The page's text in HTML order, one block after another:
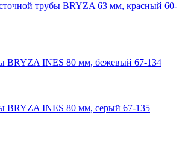
трубы BRYZA 63 мм, краcный 60-
BRYZA INES 80 мм, бежевый 67-134
BRYZA INES 80 мм, серый 67-135